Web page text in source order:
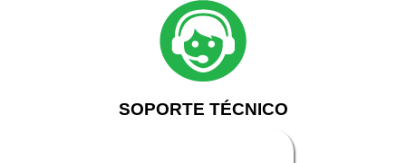
SOPORTE TÉCNICO